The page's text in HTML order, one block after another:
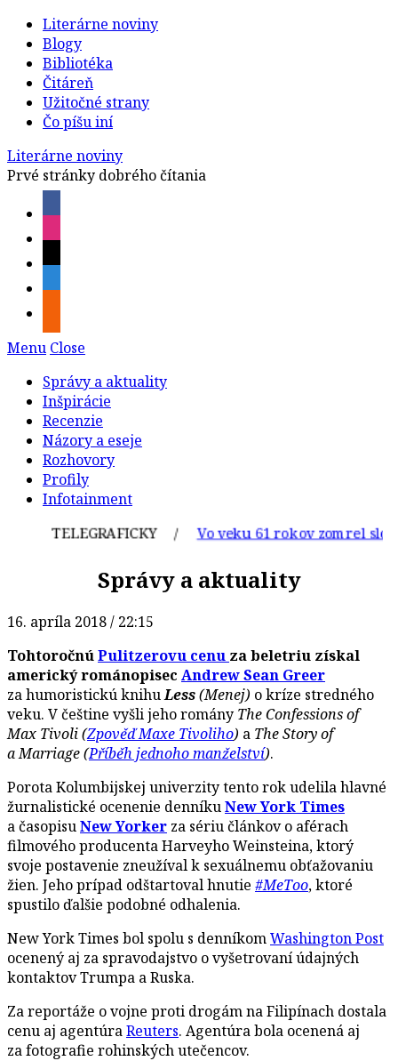
Literárne noviny
Blogy
Bibliotéka
Čitáreň
Užitočné strany
Čo píšu iní
Literárne noviny
Prvé stránky dobrého čítania
Menu Close
Správy a aktuality
Inšpirácie
Recenzie
Názory a eseje
Rozhovory
Profily
Infotainment
TELEGRAFICKY /
Vo veku 61 rokov zomrel
Správy a aktuality
16. apríla 2018 / 22:15
TohtoročnúPulitzerovu cenu za beletriu získal
americký románopisec Andrew Sean Greer
za humoristickú knihuLess(Menej) o kríze stredného
veku. V češtine vyšli jeho romány The Confessions of
Max Tivoli (Zpověď Maxe Tivoliho) a The Story of
a Marriage (Příběh jednoho manželství).
Porota Kolumbijskej univerzity tento rok udelila hlavné
žurnalistické ocenenie denníkuNew York Times
a časopisuNew Yorker za sériu článkov o aférach
filmového producenta Harveyho Weinsteina, ktorý
svoje postavenie zneužíval k sexuálnemu obťažovaniu
žien. Jeho prípad odštartoval hnutie #MeToo, ktoré
spustilo ďalšie podobné odhalenia.
New York Times bol spolu s denníkomWashington Post
ocenený aj za spravodajstvo o vyšetrovaní údajných
kontaktov Trumpa a Ruska.
Za reportáže o vojne proti drogám na Filipínach dostala
cenu aj agentúraReuters. Agentúra bola ocenená aj
za fotografie rohinských utečencov.